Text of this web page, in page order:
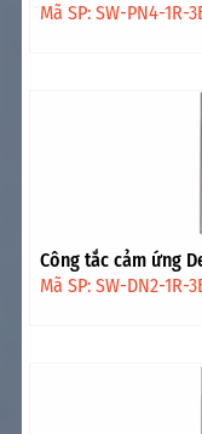
Mã SP: SW-PN4-1R-
Công tắc cảm ứng
Mã SP: SW-DN2-1R-